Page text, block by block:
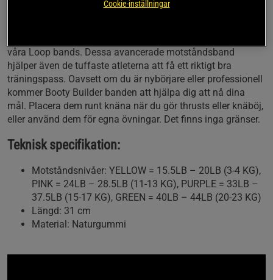
våra Loop bands. Dessa avancerade motståndsband
hjälper även de tuffaste atleterna att få ett riktigt bra
träningspass. Oavsett om du är nybörjare eller professionell
kommer Booty Builder banden att hjälpa dig att nå dina
mål. Placera dem runt knäna när du gör thrusts eller knäböj,
eller använd dem för egna övningar. Det finns inga gränser.
Teknisk specifikation:
Motståndsnivåer: YELLOW = 15.5LB – 20LB (3-4 KG),
PINK = 24LB – 28.5LB (11-13 KG), PURPLE = 33LB –
37.5LB (15-17 KG), GREEN = 40LB – 44LB (20-23 KG)
Längd: 31 cm
Material: Naturgummi
Cookie-inställningar